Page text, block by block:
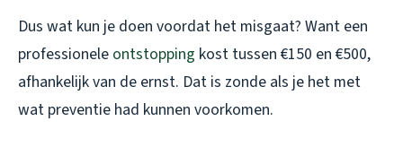
Dus wat kun je doen voordat het misgaat? Want een
professionele ontstopping kost tussen €150 en €500,
afhankelijk van de ernst. Dat is zonde als je het met
wat preventie had kunnen voorkomen.